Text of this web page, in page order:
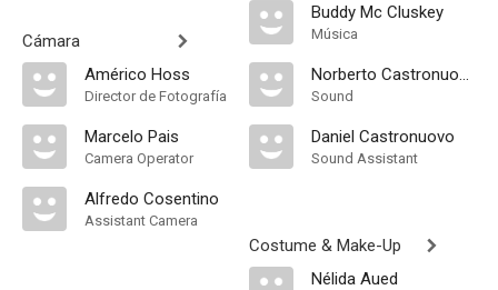
Cámara
Américo Hoss
Director de Fotografía
Marcelo Pais
Camera Operator
Alfredo Cosentino
Assistant Camera
Buddy Mc Cluskey
Música
Norberto Castronuovo
Sound
Daniel Castronuovo
Sound Assistant
Costume & Make-Up
Nélida Aued